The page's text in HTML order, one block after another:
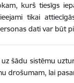
kurš tiesīgs
tikai
dati var būt
uz šādu sistēmu
drošumam, lai